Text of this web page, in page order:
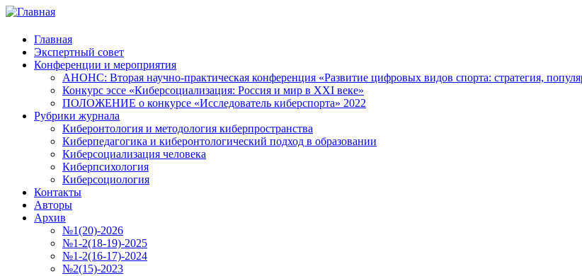
Главная
Экспертный совет
Конференции и мероприятия
АНОНС: Вторая научно-практическая конференция «Развитие цифровых видов спорта: стратегия,
Конкурс эссе «Киберсоциализация: Россия и мир в XXI веке»
ПОЛОЖЕНИЕ о конкурсе «Исследователь киберспорта» 2022
Рубрики журнала
Киберонтология и методология киберпространства
Киберпедагогика и киберонтологический подход в образовании
Киберсоциализация человека
Киберпсихология
Киберсоциология
Контакты
Авторы
Архив
№1(20)-2026
№1-2(18-19)-2025
№1-2(16-17)-2024
№2(15)-2023